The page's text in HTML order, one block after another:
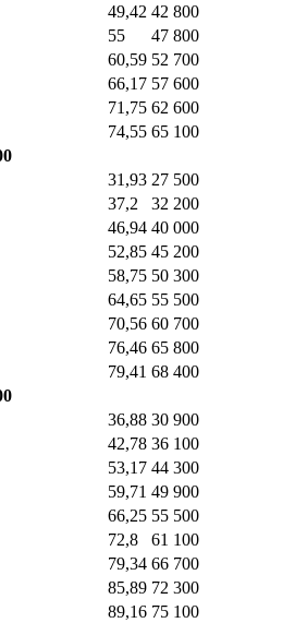
49,42 42 800
55
47 800
60,59 52 700
66,17 57 600
71,75 62 600
74,55 65 100
31,93 27 500
37,2
32 200
46,94 40 000
52,85 45 200
58,75 50 300
64,65 55 500
70,56 60 700
76,46 65 800
79,41 68 400
36,88 30 900
42,78 36 100
53,17 44 300
59,71 49 900
66,25 55 500
72,8
61 100
79,34 66 700
85,89 72 300
89,16 75 100